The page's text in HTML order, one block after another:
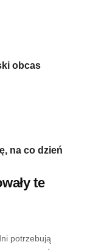
obcas
na co dzień
te
potrzebują